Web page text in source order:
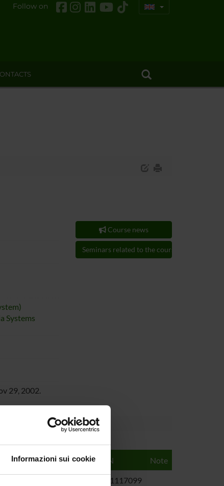
Informazioni sui cookie
Follow on
Systems
29, 2002.
Course news
Seminars related to the course
Publisher Year ISBN Note
0471117099